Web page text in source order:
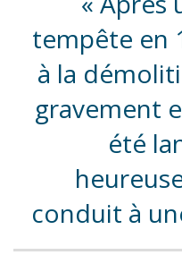
tempête en
à la
gravement
été
conduit à